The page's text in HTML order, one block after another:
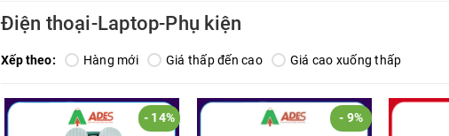
Điện thoại-Laptop-Phụ kiện
Xếp theo: Hàng mới Giá thấp đến cao Giá cao xuống thấp
- 14% - 9%